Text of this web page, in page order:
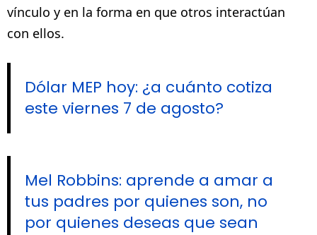
vínculo y en la forma en que otros interactúan
con ellos.
Dólar MEP hoy: ¿a cuánto cotiza
este viernes 7 de agosto?
Mel Robbins: aprende a amar a
tus padres por quienes son, no
por quienes deseas que sean